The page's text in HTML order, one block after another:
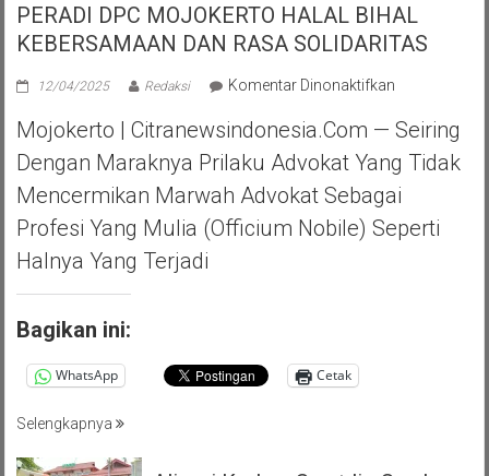
PERADI DPC MOJOKERTO HALAL BIHAL
KEBERSAMAAN DAN RASA SOLIDARITAS
12/04/2025 Redaksi Komentar Dinonaktifkan
DPC
MOJOKERTO
HALAL
BIHAL
DAN
Mojokerto | Citranewsindonesia.com — Seiring
Dengan Maraknya Prilaku Advokat Yang Tidak
Mencermikan Marwah Advokat Sebagai
Profesi Yang Mulia (officium Nobile) Seperti
Halnya Yang Terjadi
Bagikan ini:
WhatsApp Cetak
Selengkapnya